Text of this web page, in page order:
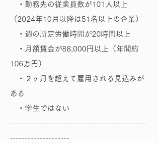
・勤務先の従業員数が101人以上
（2024年10月以降は51名以上の企業）
・週の所定労働時間が20時間以上
・月額賃金が88,000円以上（年間約
106万円）
・２ヶ月を超えて雇用される見込みが
ある
・学生ではない
----------------------------------------------
--------------------